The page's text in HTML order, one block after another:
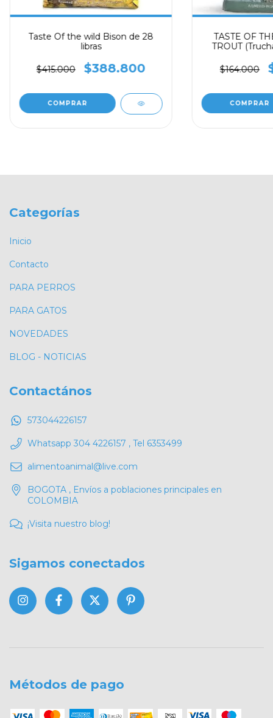
Taste Of the wild Bison de 28
libras
$415.000 $388.800
TASTE OF
TROUT
$164.000
Categorías
Inicio
Contacto
PARA PERROS
PARA GATOS
NOVEDADES
BLOG - NOTICIAS
Contactános
573044226157
Whatsapp 304 4226157 , Tel 6353499
alimentoanimal@live.com
BOGOTA , Envíos a poblaciones principales en
COLOMBIA
¡Visita nuestro blog!
Sigamos conectados
Métodos de pago